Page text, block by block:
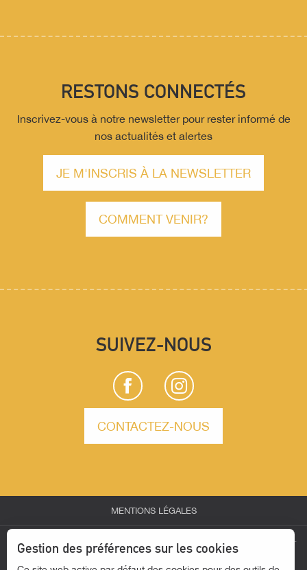
Description
RESTONS CONNECTÉS
Inscrivez-vous à notre newsletter pour rester informé de
nos actualités et alertes
JE M'INSCRIS À LA NEWSLETTER
COMMENT VENIR?
SUIVEZ-NOUS
CONTACTEZ-NOUS
MENTIONS LÉGALES
-
Gestion des préférences sur les cookies